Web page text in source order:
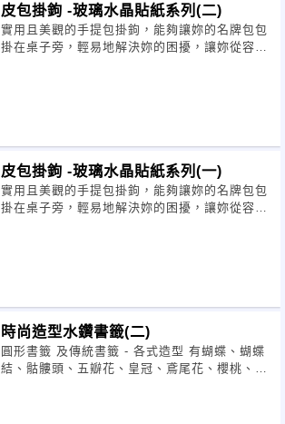
皮包掛鉤 -玻璃水晶貼紙系列(二)
實用且美觀的手提包掛鉤，能夠讓妳的名牌包包
掛在桌子旁，輕易地解決妳的困擾，讓妳從容且
皮包掛鉤 -玻璃水晶貼紙系列(一)
實用且美觀的手提包掛鉤，能夠讓妳的名牌包包
掛在桌子旁，輕易地解決妳的困擾，讓妳從容且
時尚造型水鑽書籤(二)
圓形書籤 及傳統書籤 - 各式造型 有蝴蝶、蝴蝶
結、骷髏頭、五瓣花、皇冠、鳶尾花、櫻桃、幸